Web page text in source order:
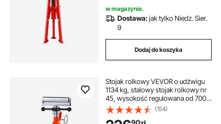
w magazynie.
Dostawa:jak tylko Niedz. Sier.
9
Dodaj do koszyka
Stojak rolkowy VEVOR o udźwigu
1134 kg, stalowy stojak rolkowy nr
45, wysokość regulowana od 700
do 1320 mm, składany stojak,
podnośnik, stojak roboczy, stojak
(154)